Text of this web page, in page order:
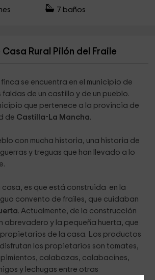
7 baños
Rural Pilón del Fraile
se encuentra en el municipio de
faldas de un castillo y de un pueblo.
que pertenece a la provincia de
de Castilla-La Mancha.
con mucha historia, una historia de
y treguas que han llevado a lo
casa, es que está construida en la
convento de frailes, que cuidaban
. Actualmente, de la construcción
abrevadero y la pequeña huerta, que
de la casa. Los productos
los propietarios son tomates,
calabazas, calabacines,
y lechugas entre otras